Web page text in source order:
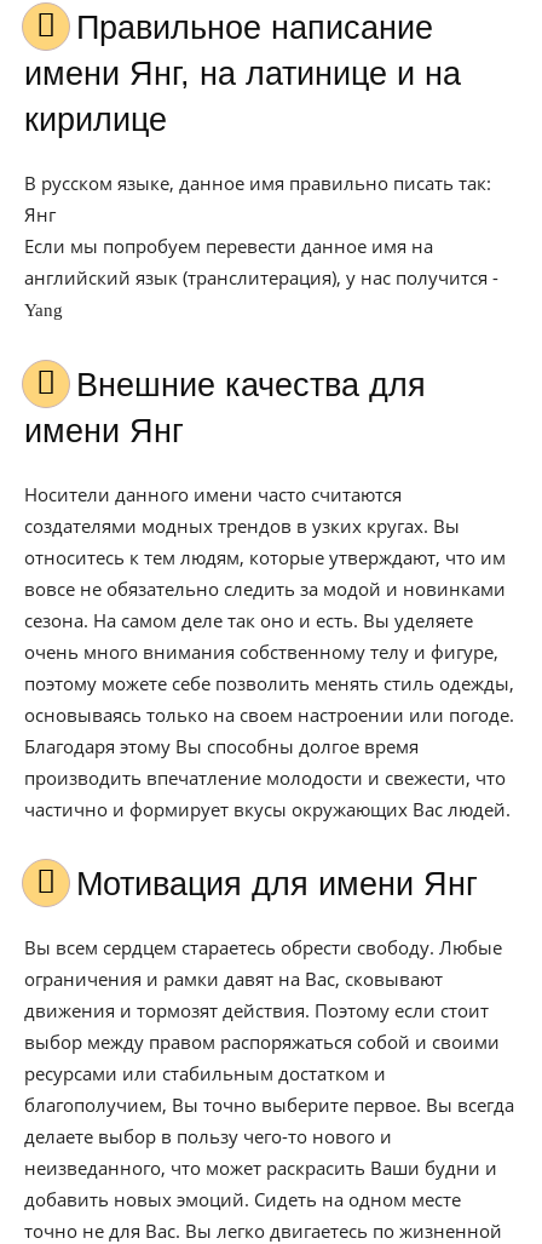
Правильное написание
имени Янг, на латинице и на
кирилице
В русском языке, данное имя правильно писать так:
Янг
Если мы попробуем перевести данное имя на
английский язык (транслитерация), у нас получится -
Yang
Внешние качества для
имени Янг
Носители данного имени часто считаются
создателями модных трендов в узких кругах. Вы
относитесь к тем людям, которые утверждают, что им
вовсе не обязательно следить за модой и новинками
сезона. На самом деле так оно и есть. Вы уделяете
очень много внимания собственному телу и фигуре,
поэтому можете себе позволить менять стиль одежды,
основываясь только на своем настроении или погоде.
Благодаря этому Вы способны долгое время
производить впечатление молодости и свежести, что
частично и формирует вкусы окружающих Вас людей.
Мотивация для имени Янг
Вы всем сердцем стараетесь обрести свободу. Любые
ограничения и рамки давят на Вас, сковывают
движения и тормозят действия. Поэтому если стоит
выбор между правом распоряжаться собой и своими
ресурсами или стабильным достатком и
благополучием, Вы точно выберите первое. Вы всегда
делаете выбор в пользу чего-то нового и
неизведанного, что может раскрасить Ваши будни и
добавить новых эмоций. Сидеть на одном месте
точно не для Вас. Вы легко двигаетесь по жизненной